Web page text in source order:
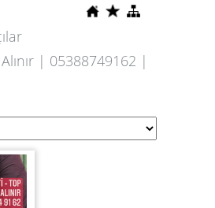
| 05388749162 |